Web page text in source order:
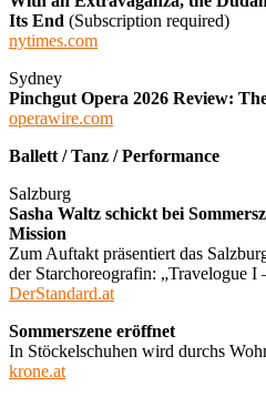
Its End (Subscription required)
nytimes.com
Sydney
Pinchgut Opera 2026 Review:
operawire.com
Ballett / Tanz / Performance
Salzburg
Sasha Waltz schickt bei
Mission
Zum Auftakt präsentiert das
der Starchoreografin: „Travelogue I
DerStandard.at
Sommerszene eröffnet
In Stöckelschuhen wird durchs
krone.at